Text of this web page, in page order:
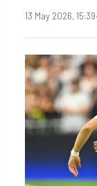
13 May 2026, 15:39·